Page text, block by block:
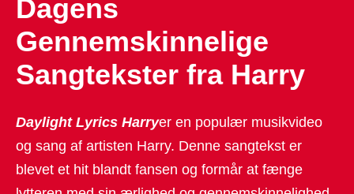
Dagens
Gennemskinnelige
Sangtekster fra Harry
Daylight Lyrics Harryer en populær musikvideo
og sang af artisten Harry. Denne sangtekst er
blevet et hit blandt fansen og formår at fænge